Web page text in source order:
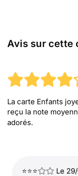
Avis sur cette
La carte Enfants
reçu la note
adorés.
⭐⭐⭐
Le